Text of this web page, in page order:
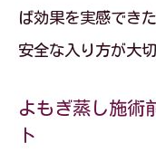
ば効果を実感でき
安全な入り方が大
よもぎ蒸し施術
ト